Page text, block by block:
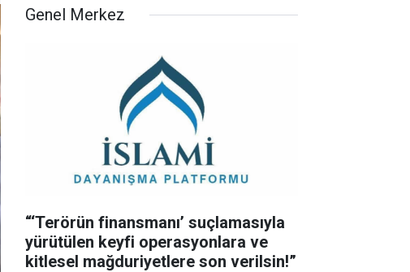
Genel Merkez
“‘Terörün finansmanı’ suçlamasıyla
yürütülen keyfi operasyonlara ve
kitlesel mağduriyetlere son verilsin!”